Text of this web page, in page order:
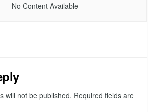
No Content Available
will not be published. Required fields are